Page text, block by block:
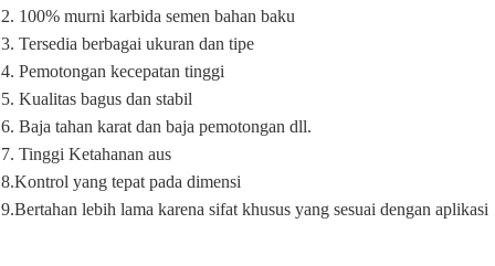
2. 100% murni karbida semen bahan baku
3. Tersedia berbagai ukuran dan tipe
4. Pemotongan kecepatan tinggi
5. Kualitas bagus dan stabil
6. Baja tahan karat dan baja pemotongan dll.
7. Tinggi Ketahanan aus
8.Kontrol yang tepat pada dimensi
9.Bertahan lebih lama karena sifat khusus yang sesuai dengan aplikasi